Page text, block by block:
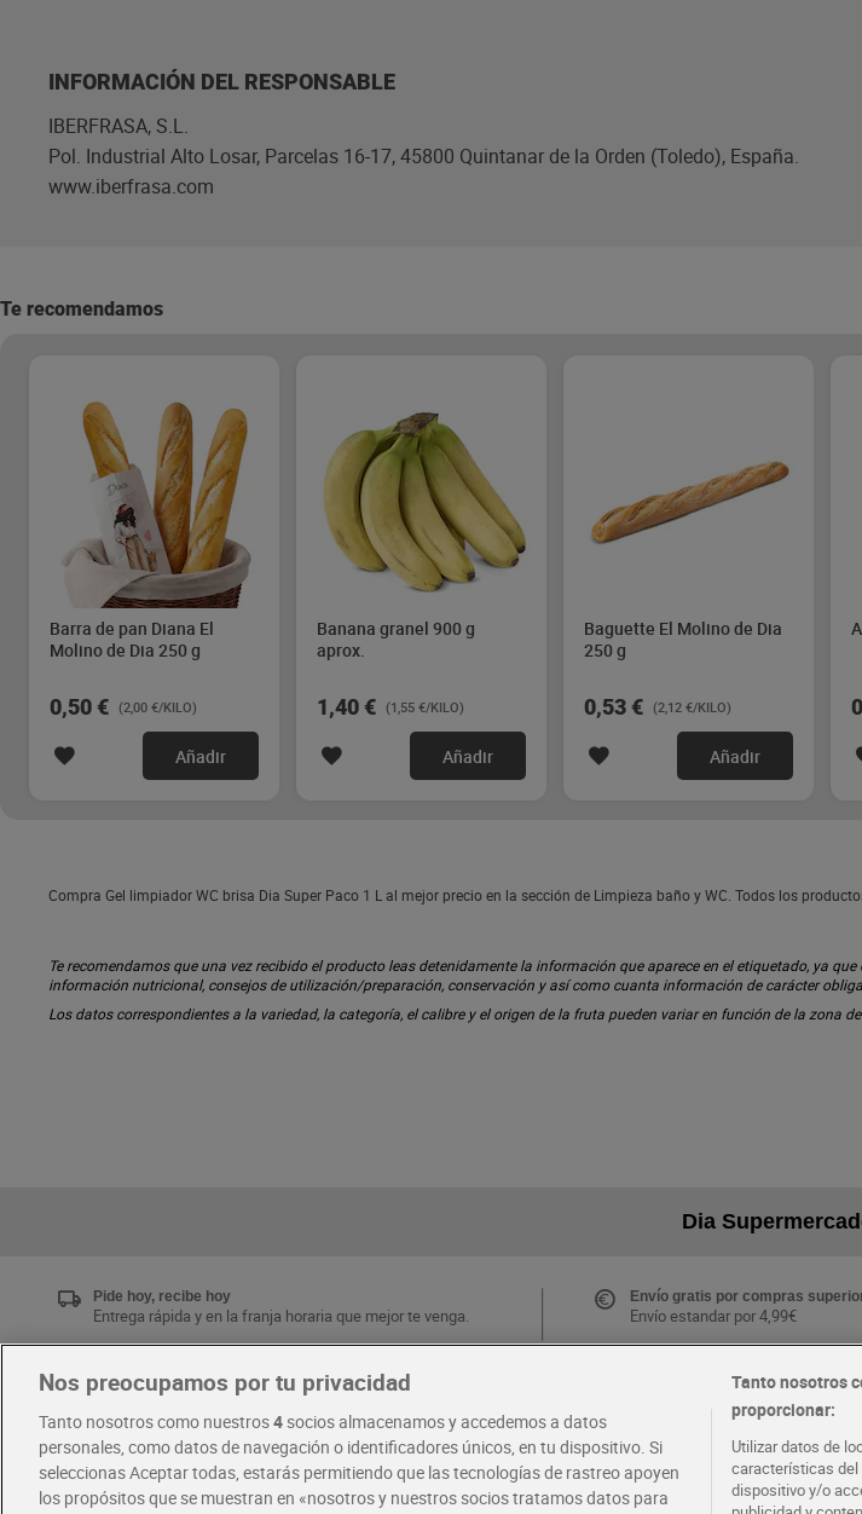
INFORMACIÓN DEL RESPONSABLE
IBERFRASA, S.L.
Pol. Industrial Alto Losar, Parcelas 16-17, 45800 Quintanar de la Orden (Toledo), España.
www.iberfrasa.com
Te recomendamos
Barra de pan Diana El
Molino de Dia 250 g
0,50 € (2,00 €/KILO)
Añadir
Banana granel 900 g
aprox.
1,40 € (1,55 €/KILO)
Añadir
Baguette El Molino de Dia
250 g
0,53 € (2,12 €/KILO)
Añadir
Compra Gel limpiador WC brisa Dia Super Paco 1 L al mejor precio en la sección de Limpieza baño y WC. Todos los
Te recomendamos que una vez recibido el producto leas detenidamente la información que aparece en el etiquetado, ya
información nutricional, consejos de utilización/preparación, conservación y así como cuanta información de carácter
Los datos correspondientes a la variedad, la categoría, el calibre y el origen de la fruta pueden variar en función de la zona
Dia
Pide hoy, recibe hoy
Entrega rápida y en la franja horaria que mejor te venga.
Envío gratis por compras
Envío estandar por 4,99€
Disfruta las ventajas y ofertas exclusivas.
Descárgate la APP Dia
Folletos y Tiendas
cercana
Nos preocupamos por tu privacidad
Tanto nosotros como nuestros4socios almacenamos y accedemos a datos
personales, como datos de navegación o identificadores únicos, en tu dispositivo. Si
seleccionas Aceptar todas, estarás permitiendo que las tecnologías de rastreo apoyen
los propósitos que se muestran en «nosotros y nuestros socios tratamos datos para
Tanto nosotros
proporcionar:
Utilizar datos de
características del
dispositivo y/o